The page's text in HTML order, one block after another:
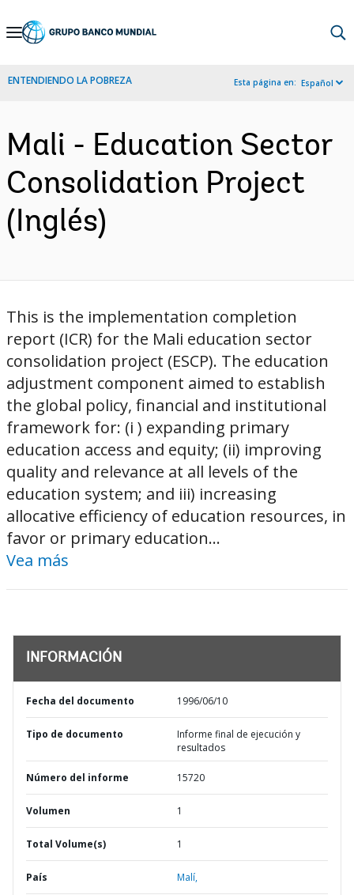
Skip
Navigation
ENTENDIENDO LA POBREZA Esta página en: Español
Mali - Education Sector
Consolidation Project
(Inglés)
This is the implementation completion
report (ICR) for the Mali education sector
consolidation project (ESCP). The education
adjustment component aimed to establish
the global policy, financial and institutional
framework for: (i ) expanding primary
education access and equity; (ii) improving
quality and relevance at all levels of the
education system; and iii) increasing
allocative efficiency of education resources, in
favor or primary education...
Vea más
INFORMACIÓN
Fecha del documento 1996/06/10
Tipo de documento
Informe final de ejecución y
resultados
Número del informe 15720
Volumen 1
Total Volume(s) 1
País Malí,